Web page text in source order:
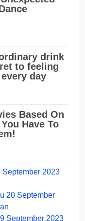
2023
20 September
September 2023